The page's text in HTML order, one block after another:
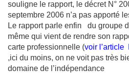
souligne le rapport, le décret N°
septembre 2006 n’a pas apporté
Le rapport parle enfin du groupe
même qui vient de rendre son
carte professionnelle (voir l’article
,ici du moins, on ne voit pas très
domaine de l’indépendance